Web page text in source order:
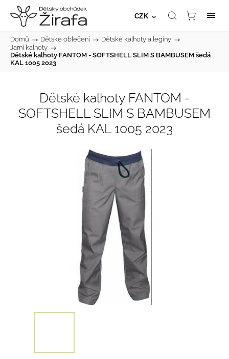
CZK
Domů / Dětské oblečení / Dětské kalhoty a legíny /
Jarní kalhoty /
Dětské kalhoty FANTOM - SOFTSHELL SLIM S BAMBUSEM šedá
KAL 1005 2023
Dětské kalhoty FANTOM -
SOFTSHELL SLIM S BAMBUSEM
šedá KAL 1005 2023